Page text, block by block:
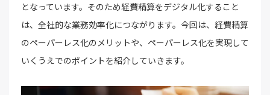
となっています。そのため経費精算をデジタル化すること
は、全社的な業務効率化につながります。今回は、経費精算
のペーパーレス化のメリットや、ペーパーレス化を実現して
いくうえでのポイントを紹介していきます。